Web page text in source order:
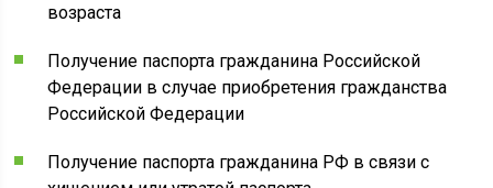
возраста
Получение паспорта гражданина Российской
Федерации в случае приобретения гражданства
Российской Федерации
Получение паспорта гражданина РФ в связи с